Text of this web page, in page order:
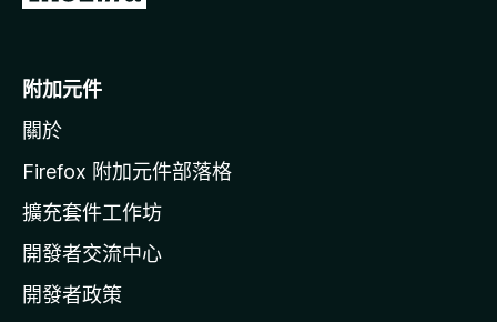
o
i
l
a
官
網
附加元件
關於
Firefox 附加元件部落格
擴充套件工作坊
開發者交流中心
開發者政策